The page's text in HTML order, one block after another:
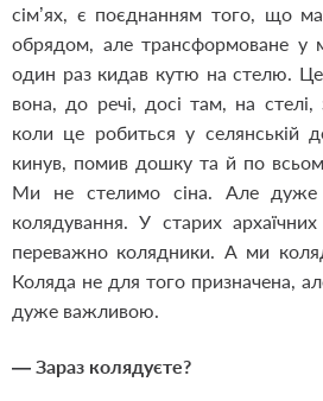
сім’ях, є поєднанням того, що
обрядом, але трансформоване у
один раз кидав кутю на стелю. Це
вона, до речі, досі там, на
коли це робиться у селянській
кинув, помив дошку та й по
Ми не стелимо сіна. Але дуже
колядування. У старих
переважно колядники. А ми
Коляда не для того призначена,
дуже важливою.
— Зараз колядуєте?